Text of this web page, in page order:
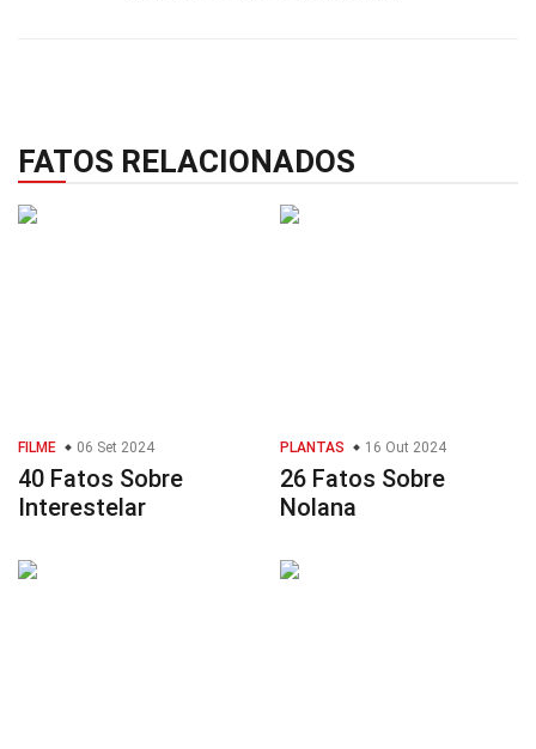
FATOS RELACIONADOS
FILME 06 Set 2024
40 Fatos Sobre
Interestelar
PLANTAS 16 Out 2024
26 Fatos Sobre
Nolana